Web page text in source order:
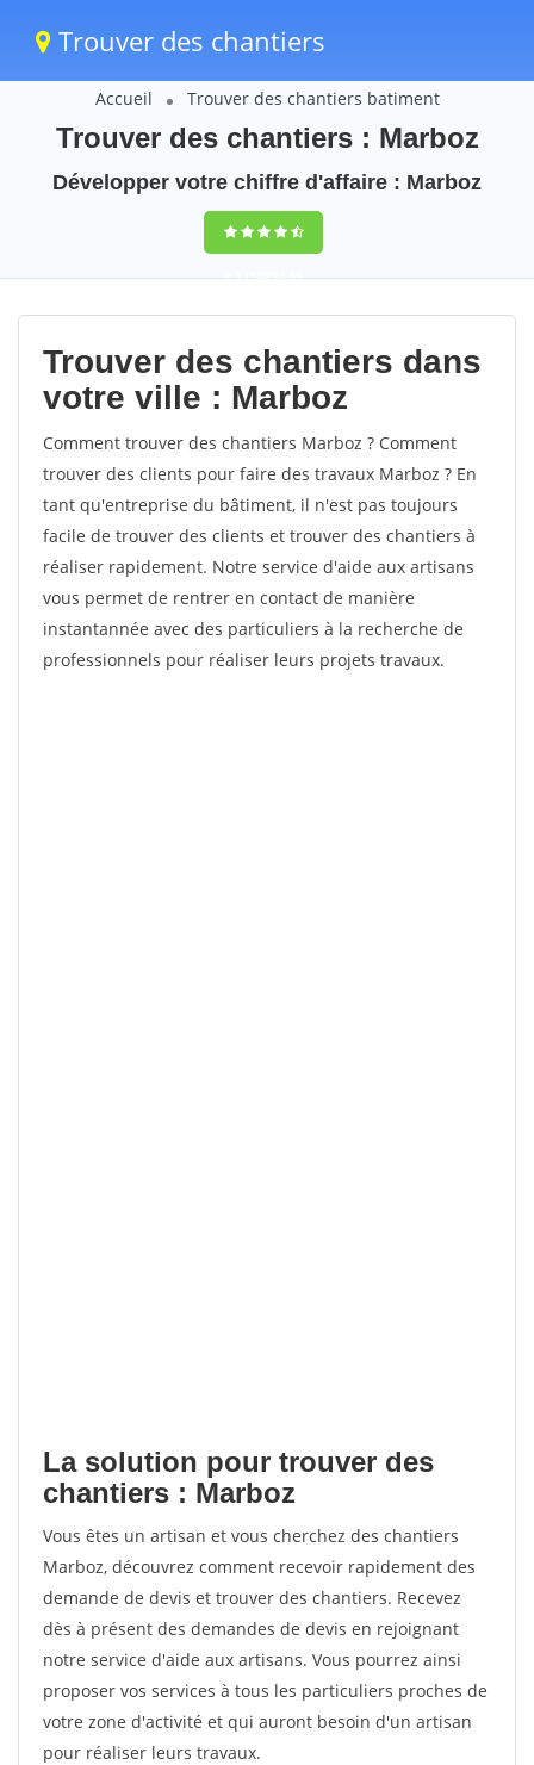
Trouver des chantiers
Accueil Trouver des chantiers batiment
Trouver des chantiers : Marboz
Développer votre chiffre d'affaire : Marboz
9,5(100%)39
votes
Trouver des chantiers dans
votre ville : Marboz
Comment trouver des chantiers Marboz ? Comment
trouver des clients pour faire des travaux Marboz ? En
tant qu'entreprise du bâtiment, il n'est pas toujours
facile de trouver des clients et trouver des chantiers à
réaliser rapidement. Notre service d'aide aux artisans
vous permet de rentrer en contact de manière
instantannée avec des particuliers à la recherche de
professionnels pour réaliser leurs projets travaux.
La solution pour trouver des
chantiers : Marboz
Vous êtes un artisan et vous cherchez des chantiers
Marboz, découvrez comment recevoir rapidement des
demande de devis et trouver des chantiers. Recevez
dès à présent des demandes de devis en rejoignant
notre service d'aide aux artisans. Vous pourrez ainsi
proposer vos services à tous les particuliers proches de
votre zone d'activité et qui auront besoin d'un artisan
pour réaliser leurs travaux.